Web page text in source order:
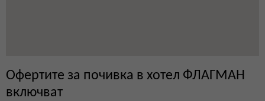
Офертите за почивка в хотел ФЛАГМАН
включват